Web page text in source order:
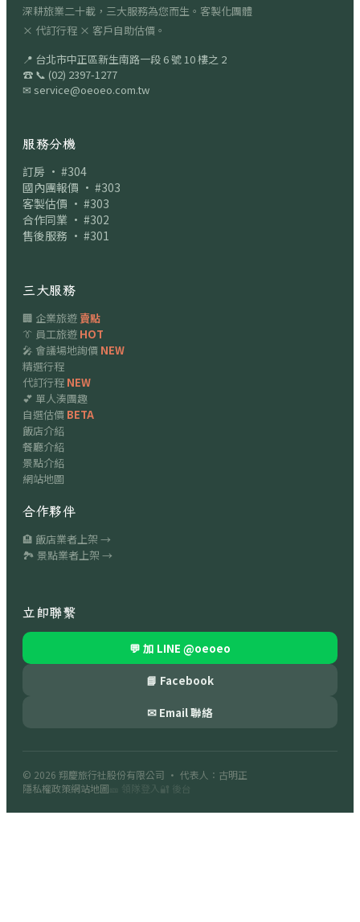
深耕旅業二十載，三大服務為您而生。客製化團體
× 代訂行程 × 客戶自助估價。
📍 台北市中正區新生南路一段 6 號 10 樓之 2
☎ 📞 (02) 2397-1277
✉ service@oeoeo.com.tw
服務分機
訂房 · #304
國內團報價 · #303
客製估價 · #303
合作同業 · #302
售後服務 · #301
三大服務
🏢 企業旅遊賣點
👔 員工旅遊 HOT
🎤 會議場地詢價 NEW
精選行程
代訂行程 NEW
💕 單人湊團趣
自選估價 BETA
飯店介紹
餐廳介紹
景點介紹
網站地圖
合作夥伴
🏨 飯店業者上架 →
🏞 景點業者上架 →
立即聯繫
💬 加 LINE @oeoeo
📘 Facebook
✉ Email 聯絡
© 2026 翔慶旅行社股份有限公司 · 代表人：古明正
隱私權政策網站地圖 🎫 領隊登入 🔐 後台